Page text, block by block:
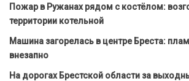
Пожар в Ружанах рядом с костёлом:
территории котельной
Машина загорелась в центре Бреста:
внезапно
На дорогах Брестской области за